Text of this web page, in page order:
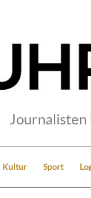
Journalisten
Kultur Sport